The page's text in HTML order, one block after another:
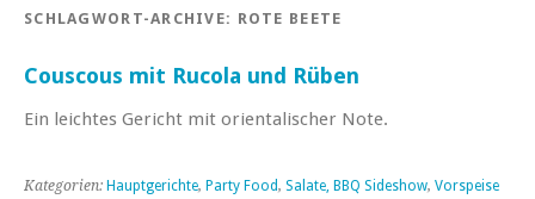
SCHLAGWORT-ARCHIVE: ROTE BEETE
Couscous mit Rucola und Rüben
Ein leichtes Gericht mit orientalischer Note.
Kategorien: Hauptgerichte, Party Food, Salate, BBQ Sideshow, Vorspeise